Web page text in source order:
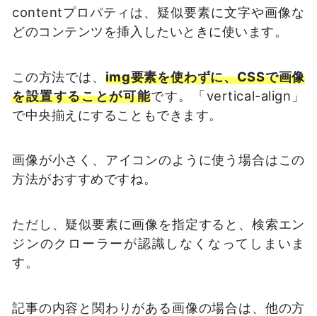
contentプロパティは、疑似要素に文字や画像な
どのコンテンツを挿入したいときに使います。
この方法では、 img要素を使わずに、CSSで画像
を設置することが可能です。「vertical-align」
で中央揃えにすることもできます。
画像が小さく、アイコンのように使う場合はこの
方法がおすすめですね。
ただし、疑似要素に画像を指定すると、検索エン
ジンのクローラーが認識しなくなってしまいま
す。
記事の内容と関わりがある画像の場合は、他の方